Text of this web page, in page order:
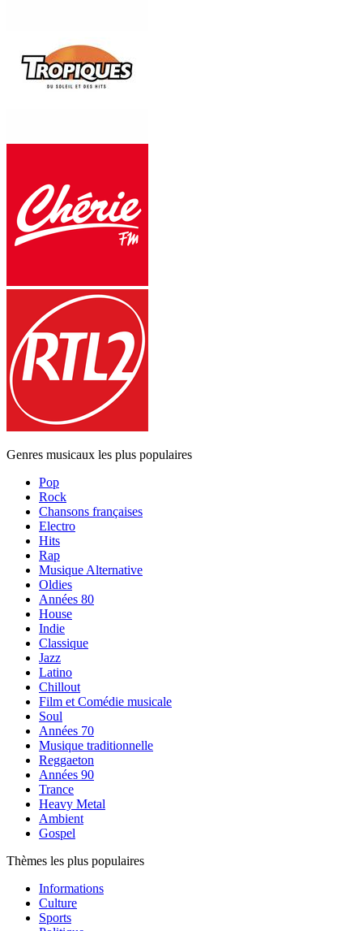
Genres musicaux les plus populaires
Pop
Rock
Chansons françaises
Electro
Hits
Rap
Musique Alternative
Oldies
Années 80
House
Indie
Classique
Jazz
Latino
Chillout
Film et Comédie musicale
Soul
Années 70
Musique traditionnelle
Reggaeton
Années 90
Trance
Heavy Metal
Ambient
Gospel
Thèmes les plus populaires
Informations
Culture
Sports